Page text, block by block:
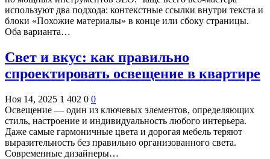
используют два подхода: контекстные ссылки внутри текста и
блоки «Похожие материалы» в конце или сбоку страницы.
Оба варианта…
Свет и вкус: как правильно
спроектировать освещение в квартире
Ноя 14, 2025 1 402 0 0
Освещение — один из ключевых элементов, определяющих
стиль, настроение и индивидуальность любого интерьера.
Даже самые гармоничные цвета и дорогая мебель теряют
выразительность без правильно организованного света.
Современные дизайнеры…